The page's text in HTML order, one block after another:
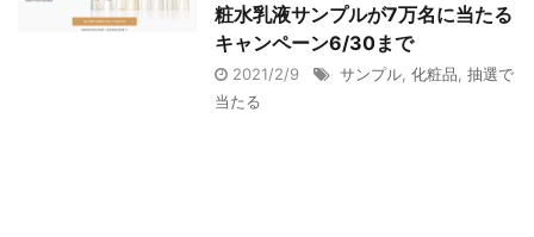
粧水乳液サンプルが7万名に当たる
キャンペーン6/30まで
2021/2/9 サンプル 化粧品 抽選で
当たる